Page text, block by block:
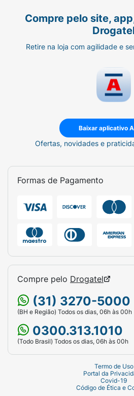
Compre pelo site,
Retire na loja com agilidade e
Baixar aplicativo
Ofertas, novidades e
Formas de Pagamento
Compre pelo Drogatel
(31) 3270-5000
(BH e Região) Todos os dias, 06h às 00h
0300.313.1010
(Todo Brasil) Todos os dias, 06h às 00h
Termo de Uso
Portal da
Covid-19
Código de Ética e